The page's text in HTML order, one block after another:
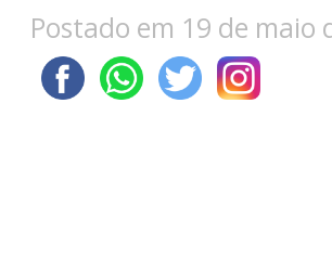
Postado em 19 de maio